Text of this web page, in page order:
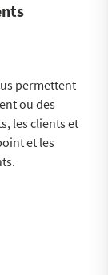
permettent
ou des
les clients et
et les